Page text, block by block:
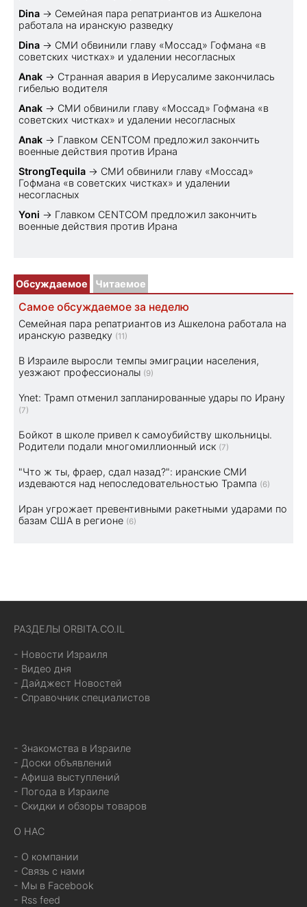
Dina → Семейная пара репатриантов из Ашкелона
работала на иранскую разведку
Dina → СМИ обвинили главу «Моссад» Гофмана «в
советских чистках» и удалении несогласных
Anak → Странная авария в Иерусалиме закончилась
гибелью водителя
Anak → СМИ обвинили главу «Моссад» Гофмана «в
советских чистках» и удалении несогласных
Anak → Главком CENTCOM предложил закончить
военные действия против Ирана
StrongTequila → СМИ обвинили главу «Моссад»
Гофмана «в советских чистках» и удалении
несогласных
Yoni → Главком CENTCOM предложил закончить
военные действия против Ирана
Обсуждаемое Читаемое
Самое обсуждаемое за неделю
Семейная пара репатриантов из Ашкелона работала на
иранскую разведку (11)
В Израиле выросли темпы эмиграции населения,
уезжают профессионалы (9)
Ynet: Трамп отменил запланированные удары по Ирану
(7)
Бойкот в школе привел к самоубийству школьницы.
Родители подали многомиллионный иск (7)
"Что ж ты, фраер, сдал назад?": иранские СМИ
издеваются над непоследовательностью Трампа (6)
Иран угрожает превентивными ракетными ударами по
базам США в регионе (6)
РАЗДЕЛЫ ORBITA.CO.IL
- Новости Израиля
- Видео дня
- Дайджест Новостей
- Справочник специалистов
- Знакомства в Израиле
- Доски объявлений
- Афиша выступлений
- Погода в Израиле
- Скидки и обзоры товаров
О НАС
- О компании
- Связь с нами
- Мы в Facebook
- Rss feed